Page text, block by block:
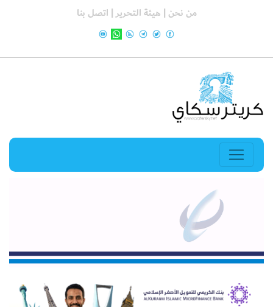
من نحن | هيئة التحرير | اتصل بنا